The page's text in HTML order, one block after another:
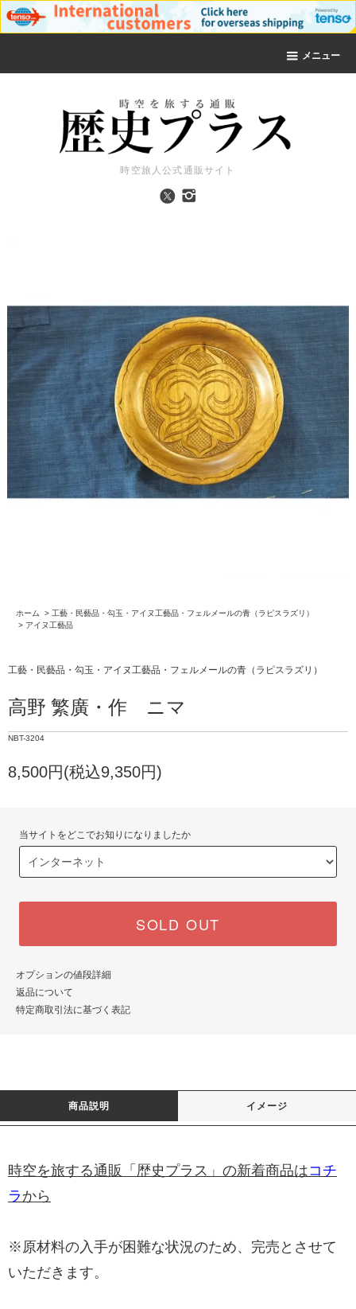
メニュー
時空旅人公式通販サイト
ホーム > 工藝・民藝品・勾玉・アイヌ工藝品・フェルメールの青（ラピスラズリ）
> アイヌ工藝品
工藝・民藝品・勾玉・アイヌ工藝品・フェルメールの青（ラピスラズリ）
高野 繁廣・作 ニマ
NBT-3204
8,500円(税込9,350円)
当サイトをどこでお知りになりましたか
SOLD OUT
オプションの値段詳細
返品について
特定商取引法に基づく表記
商品説明 イメージ
時空を旅する通販「歴史プラス」の新着商品はコチ
ラ から
※原材料の入手が困難な状況のため、完売とさせて
いただきます。